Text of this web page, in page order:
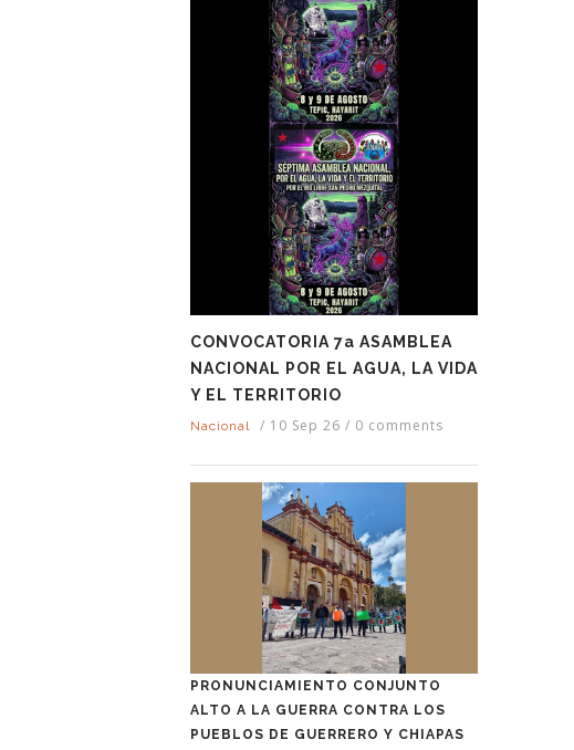
CONVOCATORIA 7a ASAMBLEA
NACIONAL POR EL AGUA, LA VIDA
Y EL TERRITORIO
Nacional / 10 Sep 26 / 0 comments
PRONUNCIAMIENTO CONJUNTO
ALTO A LA GUERRA CONTRA LOS
PUEBLOS DE GUERRERO Y CHIAPAS